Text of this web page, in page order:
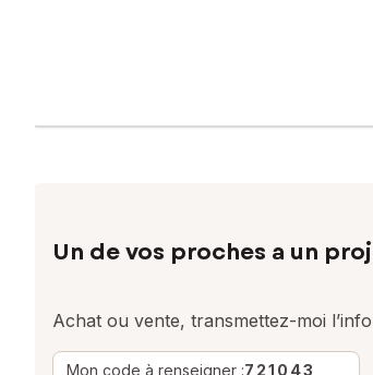
Un de vos proches a un
Achat ou vente, transmettez-moi
Mon code à renseigner :721043